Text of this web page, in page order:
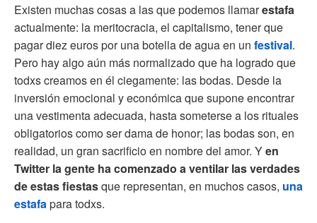
Existen muchas cosas a las que podemos llamarestafa
actualmente: la meritocracia, el capitalismo, tener que
pagar diez euros por una botella de agua en un festival.
Pero hay algo aún más normalizado que ha logrado que
todxs creamos en él ciegamente: las bodas. Desde la
inversión emocional y económica que supone encontrar
una vestimenta adecuada, hasta someterse a los rituales
obligatorios como ser dama de honor; las bodas son, en
realidad, un gran sacrificio en nombre del amor. Yen
Twitter la gente ha comenzado a ventilar las verdades
de estas fiestasque representan, en muchos casos, una
estafapara todxs.